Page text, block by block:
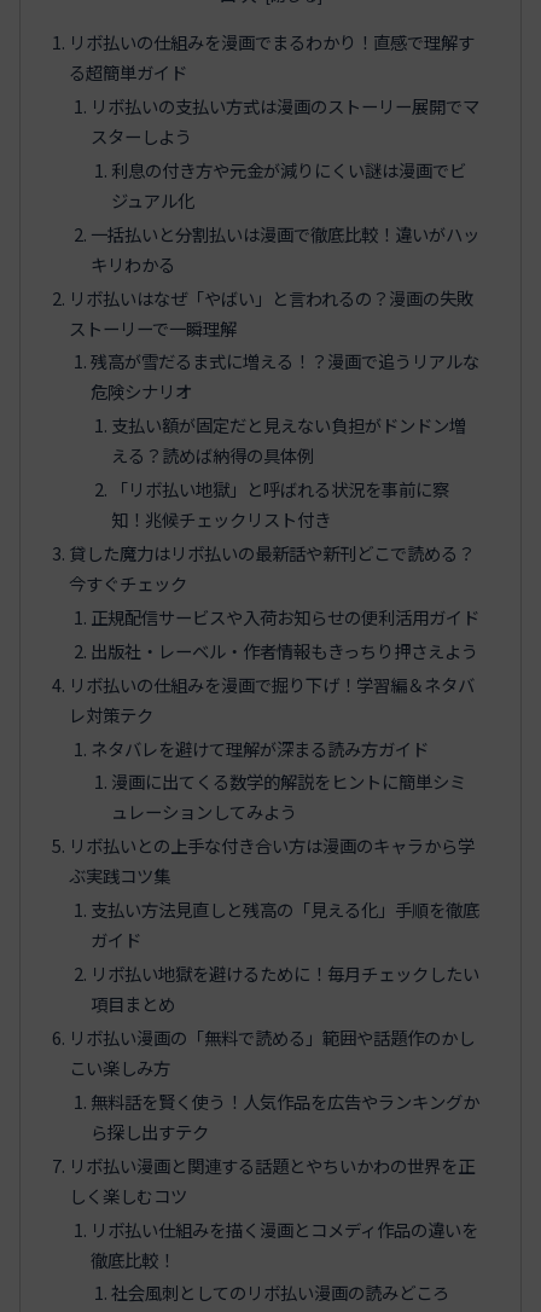
リボ払いの仕組みを漫画でまるわかり！直感で理解す
る超簡単ガイド
リボ払いの支払い方式は漫画のストーリー展開でマ
スターしよう
利息の付き方や元金が減りにくい謎は漫画でビ
ジュアル化
一括払いと分割払いは漫画で徹底比較！違いがハッ
キリわかる
リボ払いはなぜ「やばい」と言われるの？漫画の失敗
ストーリーで一瞬理解
残高が雪だるま式に増える！？漫画で追うリアルな
危険シナリオ
支払い額が固定だと見えない負担がドンドン増
える？読めば納得の具体例
「リボ払い地獄」と呼ばれる状況を事前に察
知！兆候チェックリスト付き
貸した魔力はリボ払いの最新話や新刊どこで読める？
今すぐチェック
正規配信サービスや入荷お知らせの便利活用ガイド
出版社・レーベル・作者情報もきっちり押さえよう
リボ払いの仕組みを漫画で掘り下げ！学習編＆ネタバ
レ対策テク
ネタバレを避けて理解が深まる読み方ガイド
漫画に出てくる数学的解説をヒントに簡単シミ
ュレーションしてみよう
リボ払いとの上手な付き合い方は漫画のキャラから学
ぶ実践コツ集
支払い方法見直しと残高の「見える化」手順を徹底
ガイド
リボ払い地獄を避けるために！毎月チェックしたい
項目まとめ
リボ払い漫画の「無料で読める」範囲や話題作のかし
こい楽しみ方
無料話を賢く使う！人気作品を広告やランキングか
ら探し出すテク
リボ払い漫画と関連する話題とやちいかわの世界を正
しく楽しむコツ
リボ払い仕組みを描く漫画とコメディ作品の違いを
徹底比較！
社会風刺としてのリボ払い漫画の読みどころ